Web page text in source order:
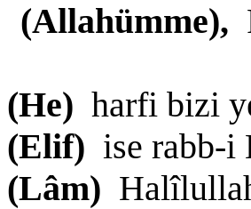
(Allahümme),
(He) harfi bizi
(Elif) ise rabb-i
(Lâm)